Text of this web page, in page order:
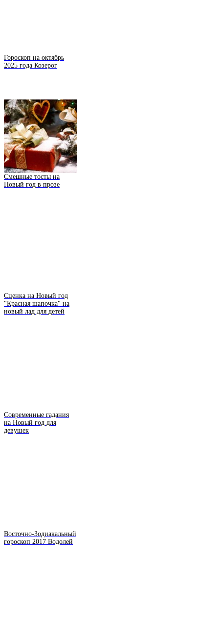
Гороскоп на октябрь
2025 года Козерог
Смешные тосты на
Новый год в прозе
Сценка на Новый год
"Красная шапочка" на
новый лад для детей
Современные гадания
на Новый год для
девушек
Восточно-Зодиакальный
гороскоп 2017 Водолей